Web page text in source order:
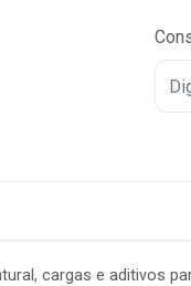
cargas e aditivos